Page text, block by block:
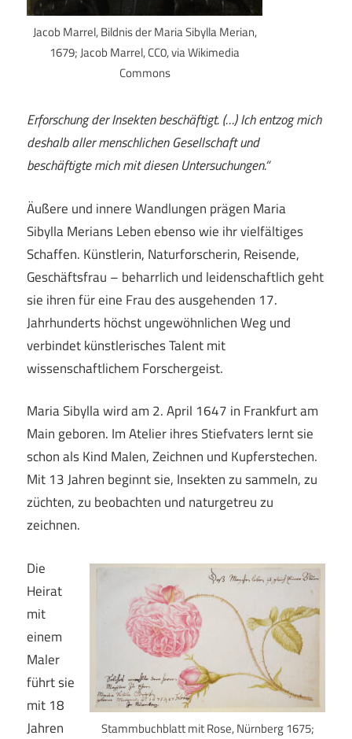
Jacob Marrel, Bildnis der Maria Sibylla Merian,
1679; Jacob Marrel, CC0, via Wikimedia
Commons
Erforschung der Insekten beschäftigt. (…) Ich entzog mich
deshalb aller menschlichen Gesellschaft und
beschäftigte mich mit diesen Untersuchungen.“
Äußere und innere Wandlungen prägen Maria
Sibylla Merians Leben ebenso wie ihr vielfältiges
Schaffen. Künstlerin, Naturforscherin, Reisende,
Geschäftsfrau – beharrlich und leidenschaftlich geht
sie ihren für eine Frau des ausgehenden 17.
Jahrhunderts höchst ungewöhnlichen Weg und
verbindet künstlerisches Talent mit
wissenschaftlichem Forschergeist.
Maria Sibylla wird am 2. April 1647 in Frankfurt am
Main geboren. Im Atelier ihres Stiefvaters lernt sie
schon als Kind Malen, Zeichnen und Kupferstechen.
Mit 13 Jahren beginnt sie, Insekten zu sammeln, zu
züchten, zu beobachten und naturgetreu zu
zeichnen.
Stammbuchblatt mit Rose, Nürnberg 1675;
Die
Heirat
mit
einem
Maler
führt sie
mit 18
Jahren